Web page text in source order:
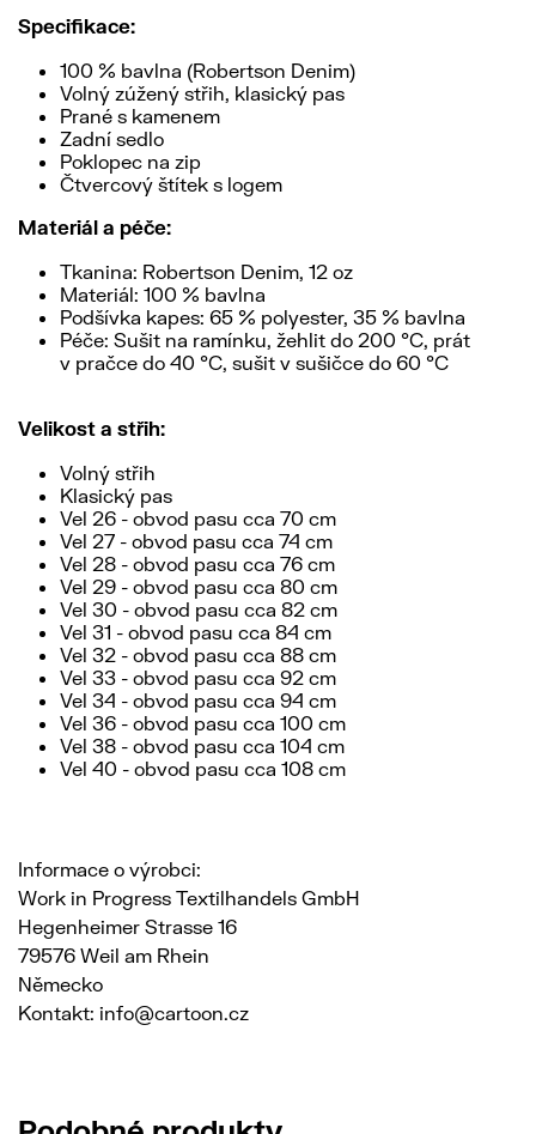
Specifikace:
100 % bavlna (Robertson Denim)
Volný zúžený střih, klasický pas
Prané s kamenem
Zadní sedlo
Poklopec na zip
Čtvercový štítek s logem
Materiál a péče:
Tkanina: Robertson Denim, 12 oz
Materiál: 100 % bavlna
Podšívka kapes: 65 % polyester, 35 % bavlna
Péče: Sušit na ramínku, žehlit do 200 °C, prát
v pračce do 40 °C, sušit v sušičce do 60 °C
Velikost a střih:
Volný střih
Klasický pas
Vel 26 - obvod pasu cca 70 cm
Vel 27 - obvod pasu cca 74 cm
Vel 28 - obvod pasu cca 76 cm
Vel 29 - obvod pasu cca 80 cm
Vel 30 - obvod pasu cca 82 cm
Vel 31 - obvod pasu cca 84 cm
Vel 32 - obvod pasu cca 88 cm
Vel 33 - obvod pasu cca 92 cm
Vel 34 - obvod pasu cca 94 cm
Vel 36 - obvod pasu cca 100 cm
Vel 38 - obvod pasu cca 104 cm
Vel 40 - obvod pasu cca 108 cm
Informace o výrobci:
Work in Progress Textilhandels GmbH
Hegenheimer Strasse 16
79576 Weil am Rhein
Německo
Kontakt: info@cartoon.cz